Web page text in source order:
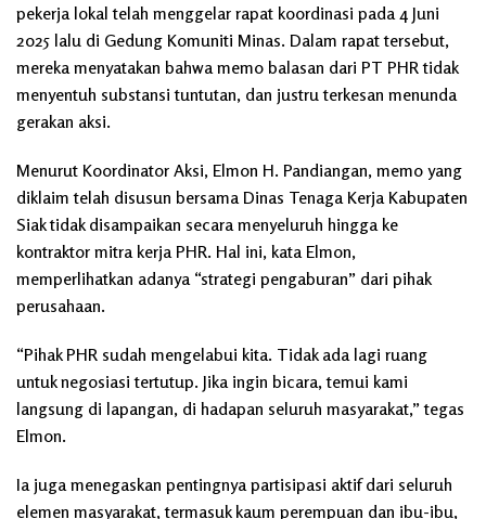
pekerja lokal telah menggelar rapat koordinasi pada 4 Juni
2025 lalu di Gedung Komuniti Minas. Dalam rapat tersebut,
mereka menyatakan bahwa memo balasan dari PT PHR tidak
menyentuh substansi tuntutan, dan justru terkesan menunda
gerakan aksi.
Menurut Koordinator Aksi, Elmon H. Pandiangan, memo yang
diklaim telah disusun bersama Dinas Tenaga Kerja Kabupaten
Siak tidak disampaikan secara menyeluruh hingga ke
kontraktor mitra kerja PHR. Hal ini, kata Elmon,
memperlihatkan adanya “strategi pengaburan” dari pihak
perusahaan.
“Pihak PHR sudah mengelabui kita. Tidak ada lagi ruang
untuk negosiasi tertutup. Jika ingin bicara, temui kami
langsung di lapangan, di hadapan seluruh masyarakat,” tegas
Elmon.
Ia juga menegaskan pentingnya partisipasi aktif dari seluruh
elemen masyarakat, termasuk kaum perempuan dan ibu-ibu,